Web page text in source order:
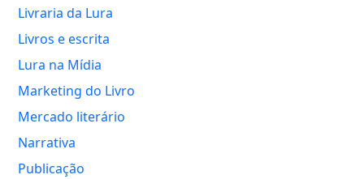
Livraria da Lura
Livros e escrita
Lura na Mídia
Marketing do Livro
Mercado literário
Narrativa
Publicação